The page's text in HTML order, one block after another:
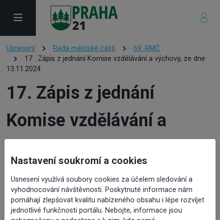
Usnesení Rada městské části
69. RMČ
17 . Zápis z jednání Komise vzdělávání a výchovy, ze dne
13.11.2024
17. Zápis z jednání
Komise vzdělávání a
13.11.2024
Nastavení soukromí a cookies
Usnesení využívá soubory cookies za účelem sledování a
vyhodnocování návštěvnosti. Poskytnuté informace nám
pomáhají zlepšovat kvalitu nabízeného obsahu i lépe rozvíjet
jednotlivé funkčnosti portálu. Nebojte, informace jsou